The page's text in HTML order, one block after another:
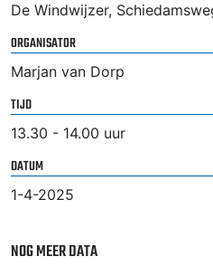
De Windwijzer,
ORGANISATOR
Marjan van Dorp
TIJD
13.30 - 14.00 uur
DATUM
1-4-2025
NOG MEER DATA